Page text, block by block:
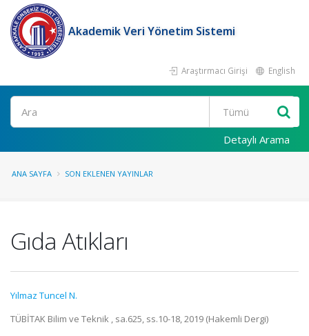
Akademik Veri Yönetim Sistemi
Araştırmacı Girişi English
Ara
Detaylı Arama
ANA SAYFA SON EKLENEN YAYINLAR
Gıda Atıkları
Yılmaz Tuncel N.
TÜBİTAK Bilim ve Teknik , sa.625, ss.10-18, 2019 (Hakemli Dergi)